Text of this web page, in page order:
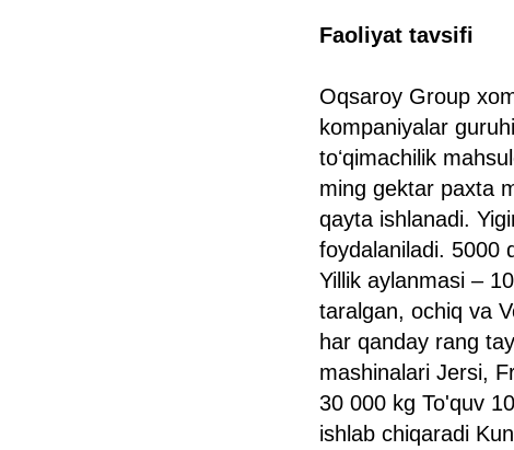
Faoliyat tavsifi
Oqsaroy Group
kompaniyalar
toʻqimachilik
ming gektar paxta
qayta ishlanadi.
foydalaniladi. 5000
Yillik aylanmasi –
taralgan, ochiq va
har qanday rang
mashinalari Jersi,
30 000 kg To'quv
ishlab chiqaradi